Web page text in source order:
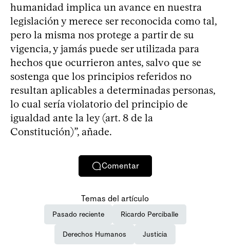
humanidad implica un avance en nuestra
legislación y merece ser reconocida como tal,
pero la misma nos protege a partir de su
vigencia, y jamás puede ser utilizada para
hechos que ocurrieron antes, salvo que se
sostenga que los principios referidos no
resultan aplicables a determinadas personas,
lo cual sería violatorio del principio de
igualdad ante la ley (art. 8 de la
Constitución)”, añade.
Comentar
Temas del artículo
Pasado reciente Ricardo Perciballe
Derechos Humanos Justicia